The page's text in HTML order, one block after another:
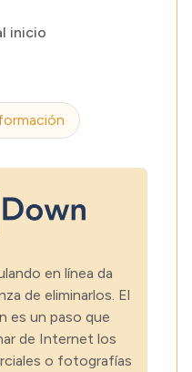
inicio
en línea da
de eliminarlos. El
es un paso que
de Internet los
o fotografías